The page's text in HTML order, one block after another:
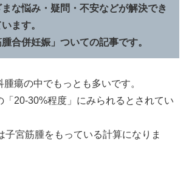
な悩み・疑問・不安などが解決でき
ます。
合併妊娠」ついての記事です。
瘍の中でもっとも多いです。
「20-30%程度」にみられるとされてい
子宮筋腫をもっている計算になりま